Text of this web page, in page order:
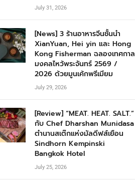
July 31, 2026
[News] 3 ร้านอาหารจีนชั้นนำ
XianYuan, Hei yin และ Hong
Kong Fisherman ฉลองเทศกาล
มงคลไหว้พระจันทร์ 2569 /
2026 ด้วยมูนเค้กพรีเมียม
July 29, 2026
[Review] “MEAT. HEAT. SALT.”
กับ Chef Dharshan Munidasa
ตำนานสเต๊กแห่งมัลดีฟส์เยือน
Sindhorn Kempinski
Bangkok Hotel
July 25, 2026